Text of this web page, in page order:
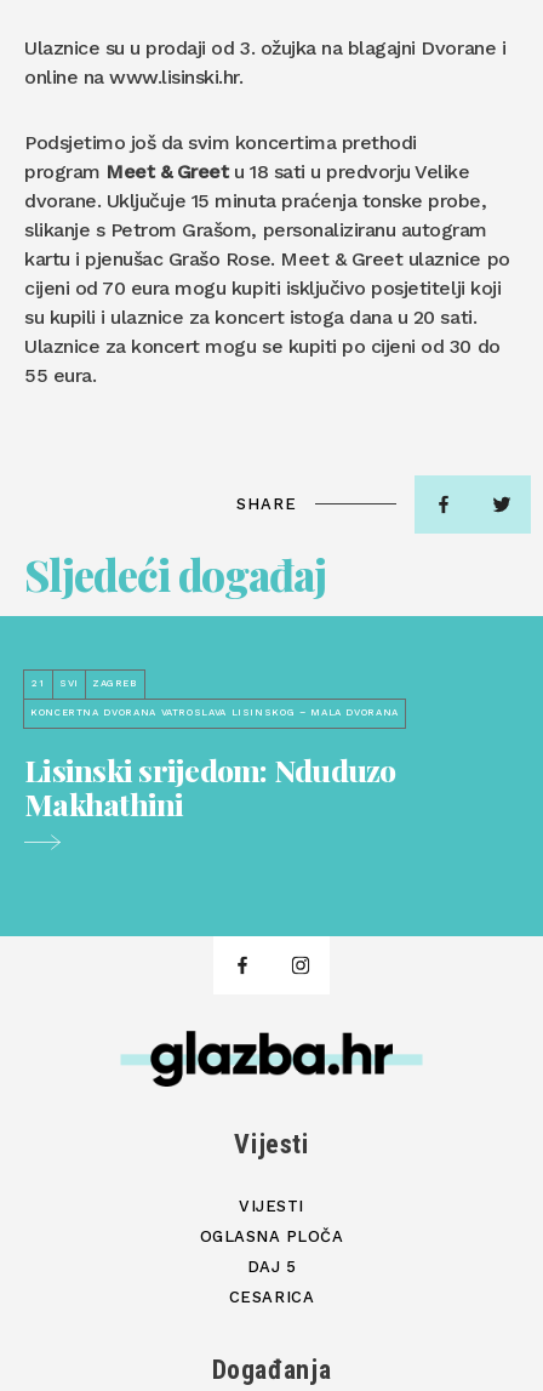
Ulaznice su u prodaji od 3. ožujka na blagajni Dvorane i
online na www.lisinski.hr.
Podsjetimo još da svim koncertima prethodi
program Meet & Greetu 18 sati u predvorju Velike
dvorane. Uključuje 15 minuta praćenja tonske probe,
slikanje s Petrom Grašom, personaliziranu autogram
kartu i pjenušac Grašo Rose. Meet & Greet ulaznice po
cijeni od 70 eura mogu kupiti isključivo posjetitelji koji
su kupili i ulaznice za koncert istoga dana u 20 sati.
Ulaznice za koncert mogu se kupiti po cijeni od 30 do
55 eura.
SHARE
Sljedeći događaj
21 SVI ZAGREB
KONCERTNA DVORANA VATROSLAVA LISINSKOG – MALA DVORANA
Lisinski srijedom: Nduduzo
Makhathini
Vijesti
VIJESTI
OGLASNA PLOČA
DAJ 5
CESARICA
Događanja